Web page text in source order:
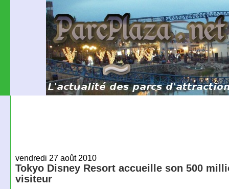
vendredi 27 août 2010
Tokyo Disney Resort accueille son 500
visiteur